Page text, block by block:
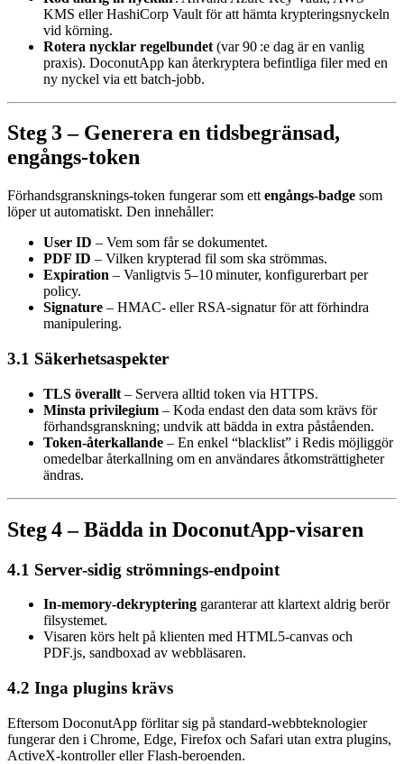
KMS eller HashiCorp Vault för att hämta krypteringsnyckeln
vid körning.
Rotera nycklar regelbundet (var 90 :e dag är en vanlig
praxis). DoconutApp kan återkryptera befintliga filer med en
ny nyckel via ett batch‑jobb.
Steg 3 – Generera en tidsbegränsad,
engångs‑token
Förhandsgransknings‑token fungerar som ett engångs‑badge som
löper ut automatiskt. Den innehåller:
User ID – Vem som får se dokumentet.
PDF ID – Vilken krypterad fil som ska strömmas.
Expiration – Vanligtvis 5–10 minuter, konfigurerbart per
policy.
Signature – HMAC‑ eller RSA‑signatur för att förhindra
manipulering.
3.1 Säkerhetsaspekter
TLS överallt – Servera alltid token via HTTPS.
Minsta privilegium – Koda endast den data som krävs för
förhandsgranskning; undvik att bädda in extra påståenden.
Token‑återkallande – En enkel “blacklist” i Redis möjliggör
omedelbar återkallning om en användares åtkomsträttigheter
ändras.
Steg 4 – Bädda in DoconutApp‑visaren
4.1 Server‑sidig strömnings‑endpoint
In‑memory‑dekryptering garanterar att klartext aldrig berör
filsystemet.
Visaren körs helt på klienten med HTML5‑canvas och
PDF.js, sandboxad av webbläsaren.
4.2 Inga plugins krävs
Eftersom DoconutApp förlitar sig på standard‑webbteknologier
fungerar den i Chrome, Edge, Firefox och Safari utan extra plugins,
ActiveX‑kontroller eller Flash‑beroenden.